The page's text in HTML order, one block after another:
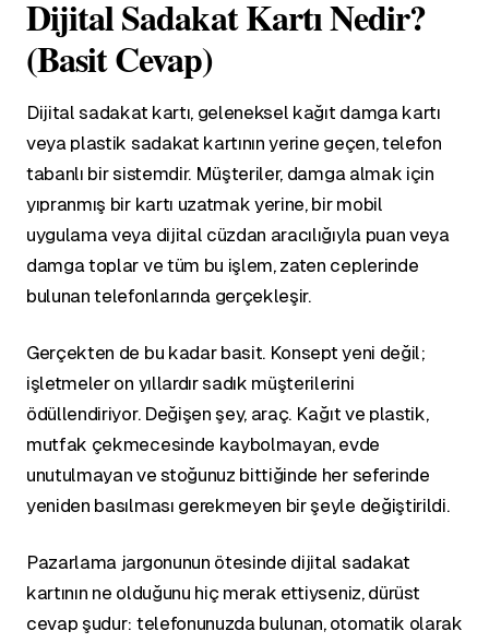
Dijital Sadakat Kartı Nedir?
(Basit Cevap)
Dijital sadakat kartı, geleneksel kağıt damga kartı
veya plastik sadakat kartının yerine geçen, telefon
tabanlı bir sistemdir. Müşteriler, damga almak için
yıpranmış bir kartı uzatmak yerine, bir mobil
uygulama veya dijital cüzdan aracılığıyla puan veya
damga toplar ve tüm bu işlem, zaten ceplerinde
bulunan telefonlarında gerçekleşir.
Gerçekten de bu kadar basit. Konsept yeni değil;
işletmeler on yıllardır sadık müşterilerini
ödüllendiriyor. Değişen şey, araç. Kağıt ve plastik,
mutfak çekmecesinde kaybolmayan, evde
unutulmayan ve stoğunuz bittiğinde her seferinde
yeniden basılması gerekmeyen bir şeyle değiştirildi.
Pazarlama jargonunun ötesinde dijital sadakat
kartının ne olduğunu hiç merak ettiyseniz, dürüst
cevap şudur: telefonunuzda bulunan, otomatik olarak